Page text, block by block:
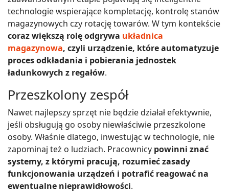
technologie wspierające kompletację, kontrolę stanów
magazynowych czy rotację towarów. W tym kontekście
coraz większą rolę odgrywa układnica
magazynowa, czyli urządzenie, które automatyzuje
proces odkładania i pobierania jednostek
ładunkowych z regałów.
Przeszkolony zespół
Nawet najlepszy sprzęt nie będzie działał efektywnie,
jeśli obsługują go osoby niewłaściwie przeszkolone
osoby. Właśnie dlatego, inwestując w technologie, nie
zapominaj też o ludziach. Pracownicy powinni znać
systemy, z którymi pracują, rozumieć zasady
funkcjonowania urządzeń i potrafić reagować na
ewentualne nieprawidłowości.